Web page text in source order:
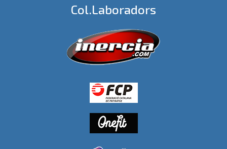
Col.laboradors